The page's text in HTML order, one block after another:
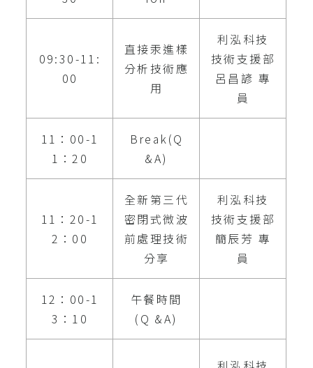
09:30-11:
00
直接汞進樣
分析技術應
用
利泓科技
技術支援部
呂昌諺 專
員
11：00-1
1：20
Break(Q
&A)
11：20-1
2：00
全新第三代
密閉式微波
前處理技術
分享
利泓科技
技術支援部
簡辰芳 專
員
12：00-1
3：10
午餐時間
(Q &A)